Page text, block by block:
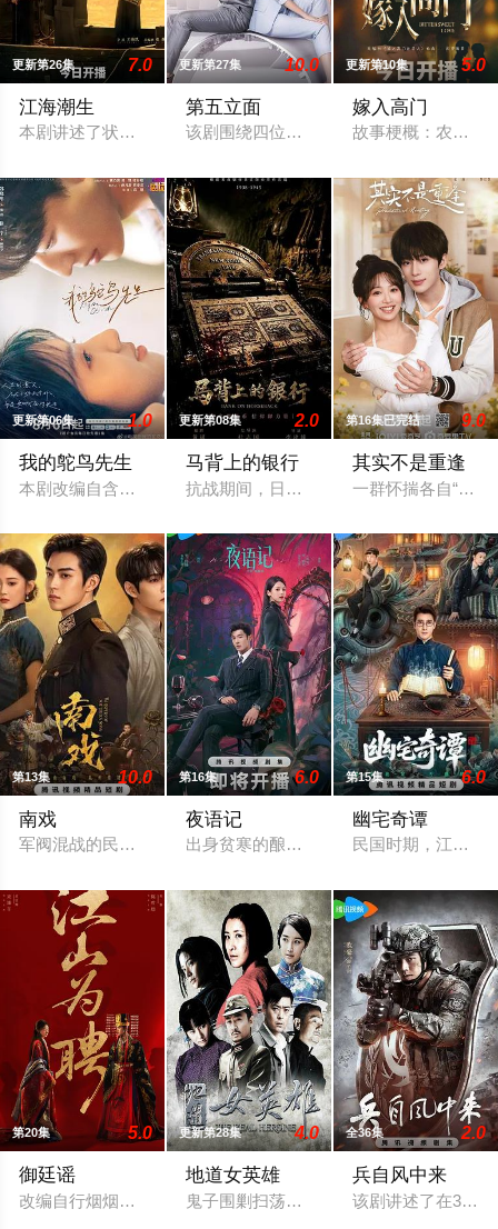
更新第26集 7.0
江海潮生
本剧讲述了状元实业家张謇创办大生企业，实业报国的故事。甲
更新第27集 10.0
第五立面
该剧围绕四位建筑师展开，讲述了他们在
更新第10集 5.0
嫁入高门
故事梗概：农村青
更新第06集 1.0
我的鸵鸟先生
本剧改编自含胭的同名小说，讲述了邻家女孩庞倩（苏晓彤 饰
更新第08集 2.0
马背上的银行
抗战期间，日伪政府强行推广、使用由“
第16集已完结 9.0
其实不是重逢
一群怀揣各自“失
第13集 10.0
南戏
军阀混战的民国奉城，玉佛头离奇失窃，戏班主横尸戏台，将冷
第16集 6.0
夜语记
出身贫寒的酿酒师叶小唯遭遇爱人程桉、
第15集 6.0
幽宅奇谭
民国时期，江淮与
第20集 5.0
御廷谣
改编自行烟烟的同名小说。孟廷辉，大平王朝有史以来个以女子
更新第28集 4.0
地道女英雄
鬼子围剿扫荡狼牙山根据地，日军大队长
全36集 2.0
兵自风中来
该剧讲述了在396